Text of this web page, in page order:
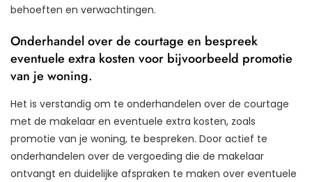
behoeften en verwachtingen.
Onderhandel over de courtage en bespreek
eventuele extra kosten voor bijvoorbeeld promotie
van je woning.
Het is verstandig om te onderhandelen over de courtage
met de makelaar en eventuele extra kosten, zoals
promotie van je woning, te bespreken. Door actief te
onderhandelen over de vergoeding die de makelaar
ontvangt en duidelijke afspraken te maken over eventuele